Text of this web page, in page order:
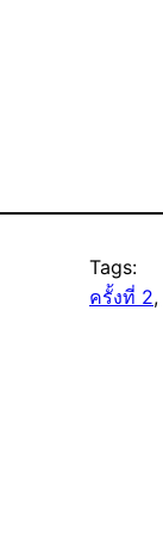
Tags:
ครั้งที่ 2,